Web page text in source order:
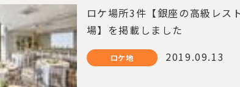
ロケ場所3件【銀座の高級レス
場】を掲載しました
ロケ地 2019.09.13